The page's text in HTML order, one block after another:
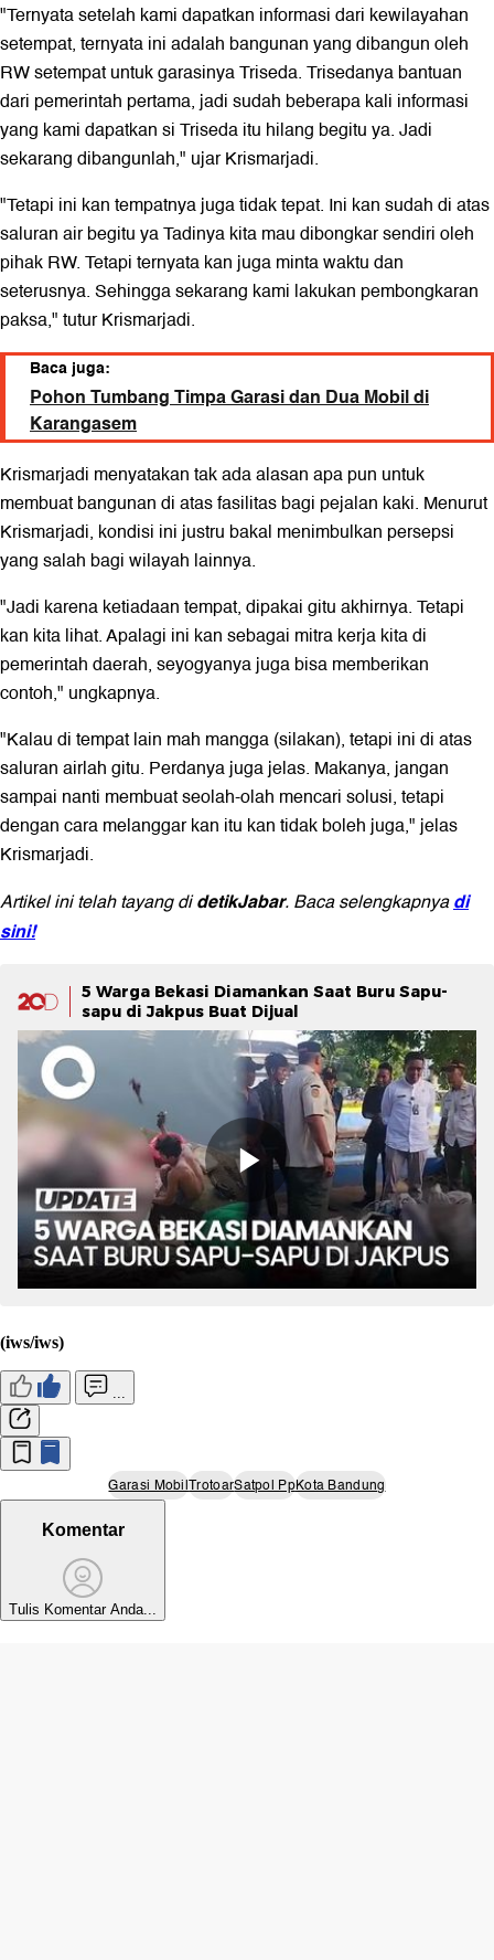
"Ternyata setelah kami dapatkan informasi dari kewilayahan
setempat, ternyata ini adalah bangunan yang dibangun oleh
RW setempat untuk garasinya Triseda. Trisedanya bantuan
dari pemerintah pertama, jadi sudah beberapa kali informasi
yang kami dapatkan si Triseda itu hilang begitu ya. Jadi
sekarang dibangunlah," ujar Krismarjadi.
"Tetapi ini kan tempatnya juga tidak tepat. Ini kan sudah di atas
saluran air begitu ya Tadinya kita mau dibongkar sendiri oleh
pihak RW. Tetapi ternyata kan juga minta waktu dan
seterusnya. Sehingga sekarang kami lakukan pembongkaran
paksa," tutur Krismarjadi.
Baca juga:
Pohon Tumbang Timpa Garasi dan Dua Mobil di
Karangasem
Krismarjadi menyatakan tak ada alasan apa pun untuk
membuat bangunan di atas fasilitas bagi pejalan kaki. Menurut
Krismarjadi, kondisi ini justru bakal menimbulkan persepsi
yang salah bagi wilayah lainnya.
"Jadi karena ketiadaan tempat, dipakai gitu akhirnya. Tetapi
kan kita lihat. Apalagi ini kan sebagai mitra kerja kita di
pemerintah daerah, seyogyanya juga bisa memberikan
contoh," ungkapnya.
"Kalau di tempat lain mah mangga (silakan), tetapi ini di atas
saluran airlah gitu. Perdanya juga jelas. Makanya, jangan
sampai nanti membuat seolah-olah mencari solusi, tetapi
dengan cara melanggar kan itu kan tidak boleh juga," jelas
Krismarjadi.
Artikel ini telah tayang didetikJabar. Baca selengkapnyadi
sini!
5 Warga Bekasi Diamankan Saat Buru Sapu-
sapu di Jakpus Buat Dijual
(iws/iws)
...
Garasi MobilTrotoarSatpol PpKota Bandung
Komentar
Tulis Komentar Anda...